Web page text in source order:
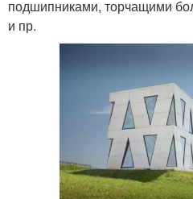
подшипниками, торчащими
и пр.